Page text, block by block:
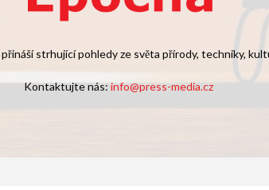
strhující pohledy ze světa přírody, techniky,
Kontaktujte nás:info@press-media.cz